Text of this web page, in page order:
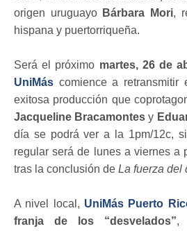
origen uruguayo Bárbara Mori,
hispana y puertorriqueña.
Será el próximo martes, 26 de
UniMás comience a retransmitir
exitosa producción que
Jacqueline Bracamontes y
día se podrá ver a la 1pm/12c,
regular será de lunes a viernes a
tras la conclusión de La fuerza del
A nivel local, UniMás Puerto
franja de los “desvelados”,